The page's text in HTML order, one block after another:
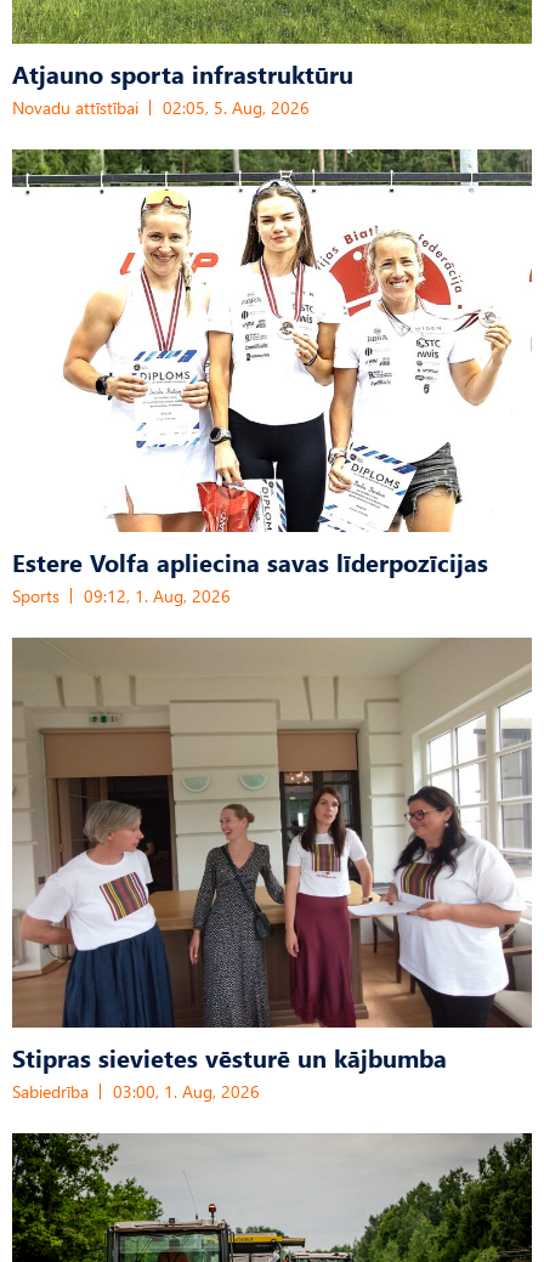
Atjauno sporta infrastruktūru
Novadu attīstībai 02:05, 5. Aug, 2026
Estere Volfa apliecina savas līderpozīcijas
Sports 09:12, 1. Aug, 2026
Stipras sievietes vēsturē un kājbumba
Sabiedrība 03:00, 1. Aug, 2026